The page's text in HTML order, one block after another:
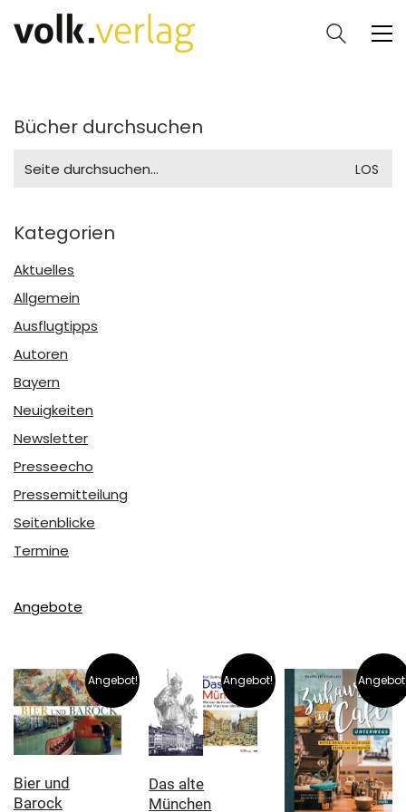
Bücher durchsuchen
for:
Kategorien
Aktuelles
Allgemein
Ausflugtipps
Autoren
Bayern
Neuigkeiten
Newsletter
Presseecho
Pressemitteilung
Seitenblicke
Termine
Angebote
Angebot!
Bier und
Barock
Angebot!
Das alte
München